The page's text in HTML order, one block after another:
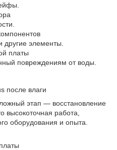
элементы.
платы
повреждениям от воды.
после влаги
этап — восстановление
высокоточная работа,
оборудования и опыта.